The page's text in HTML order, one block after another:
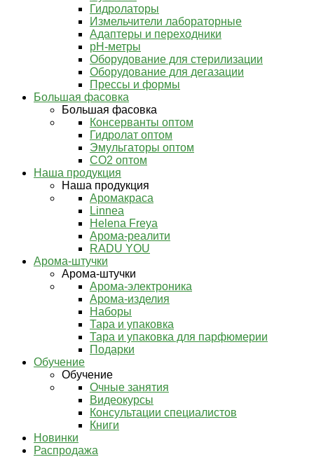
Гидролаторы
Измельчители лабораторные
Адаптеры и переходники
pH-метры
Оборудование для стерилизации
Оборудование для дегазации
Прессы и формы
Большая фасовка
Большая фасовка
Консерванты оптом
Гидролат оптом
Эмульгаторы оптом
СО2 оптом
Наша продукция
Наша продукция
Аромакраса
Linnea
Helena Freya
Арома-реалити
RADU YOU
Арома-штучки
Арома-штучки
Арома-электроника
Арома-изделия
Наборы
Тара и упаковка
Тара и упаковка для парфюмерии
Подарки
Обучение
Обучение
Очные занятия
Видеокурсы
Консультации специалистов
Книги
Новинки
Распродажа